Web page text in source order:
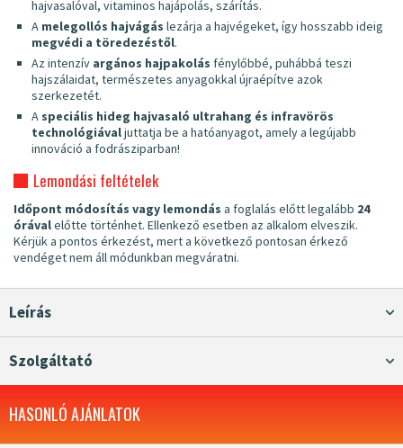
hajvasalóval, vitaminos hajápolás, szárítás.
A melegollós hajvágás lezárja a hajvégeket, így hosszabb ideig
megvédi a töredezéstől.
Az intenzív argános hajpakolás fénylőbbé, puhábbá teszi
hajszálaidat, természetes anyagokkal újraépítve azok
szerkezetét.
A speciális hideg hajvasaló ultrahang és infravörös
technológiávaljuttatja be a hatóanyagot, amely a legújabb
innováció a fodrásziparban!
Lemondási feltételek
Időpont módosítás vagy lemondás a foglalás előtt legalább 24
órávalelőtte történhet. Ellenkező esetben az alkalom elveszik.
Kérjük a pontos érkezést, mert a következő pontosan érkező
vendéget nem áll módunkban megváratni.
Leírás
Szolgáltató
HASONLÓ AJÁNLATOK